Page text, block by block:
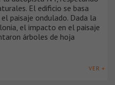
El edificio se basa
paisaje ondulado. Dada la
el impacto en el paisaje
árboles de hoja
VER +